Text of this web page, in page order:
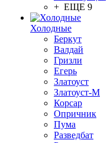
+ ЕЩЕ 9
Холодные
Беркут
Валдай
Гризли
Егерь
Златоуст
Златоуст-М
Корсар
Опричник
Пума
Разведбат